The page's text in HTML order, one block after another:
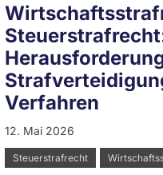
Verfahren
12. Mai 2026
Steuerstrafrecht